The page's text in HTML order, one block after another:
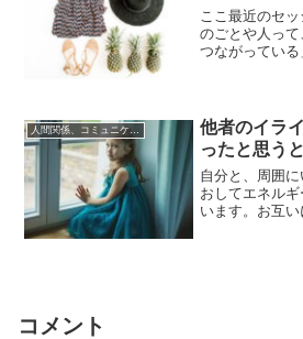
ここ最近のセ
のごとや人っ
つながっている
人間関係、コミュニケーション
他者のイラ
ったと思う
自分と、周囲
おしてエネル
います。お互
コメント